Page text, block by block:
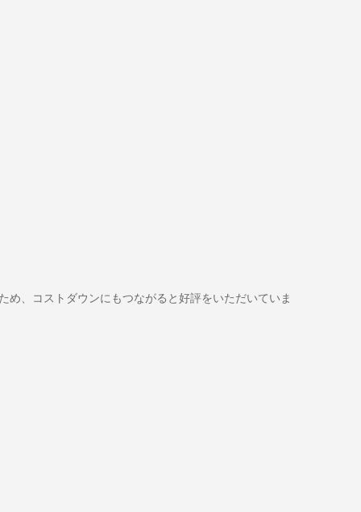
、コストダウンにもつながると好評をいただいていま